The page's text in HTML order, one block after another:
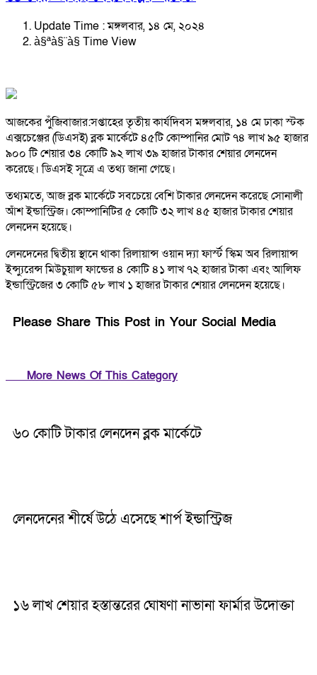
Update Time : মঙ্গলবার, ১৪ মে, ২০২৪
à§ªà§¨à§­ Time View
আজকের পুঁজিবাজার:সপ্তাহের তৃতীয় কার্যদিবস মঙ্গলবার, ১৪ মে ঢাকা স্টক
এক্সচেঞ্জের (ডিএসই) ব্লক মার্কেটে ৪৫টি কোম্পানির মোট ৭৪ লাখ ৯৫ হাজার
৯০০ টি শেয়ার ৩৪ কোটি ৯২ লাখ ৩৯ হাজার টাকার শেয়ার লেনদেন
করেছে। ডিএসই সূত্রে এ তথ্য জানা গেছে।
তথ্যমতে, আজ ব্লক মার্কেটে সবচেয়ে বেশি টাকার লেনদেন করেছে সোনালী
আঁশ ইন্ডাস্ট্রিজ। কোম্পানিটির ৫ কোটি ৩২ লাখ ৪৫ হাজার টাকার শেয়ার
লেনদেন হয়েছে।
লেনদেনের দ্বিতীয় স্থানে থাকা রিলায়ান্স ওয়ান দ্যা ফার্স্ট স্কিম অব রিলায়ান্স
ইন্স্যুরেন্স মিউচুয়াল ফান্ডের ৪ কোটি ৪১ লাখ ৭২ হাজার টাকা এবং আলিফ
ইন্ডাস্ট্রিজের ৩ কোটি ৫৮ লাখ ১ হাজার টাকার শেয়ার লেনদেন হয়েছে।
Please Share This Post in Your Social Media
More News Of This Category
৬০ কোটি টাকার লেনদেন ব্লক মার্কেটে
লেনদেনের শীর্ষে উঠে এসেছে শার্প ইন্ডাস্ট্রিজ
১৬ লাখ শেয়ার হস্তান্তরের ঘোষণা নাভানা ফার্মার উদোক্তা